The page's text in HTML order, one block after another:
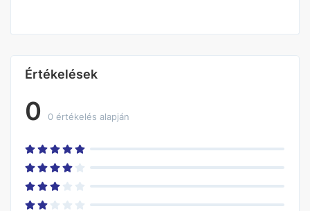
Értékelések
0 0 értékelés alapján